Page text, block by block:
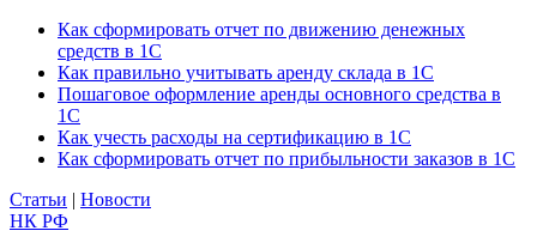
Как сформировать отчет по движению денежных
средств в 1С
Как правильно учитывать аренду склада в 1С
Пошаговое оформление аренды основного средства в
1С
Как учесть расходы на сертификацию в 1С
Как сформировать отчет по прибыльности заказов в 1С
Статьи | Новости
НК РФ